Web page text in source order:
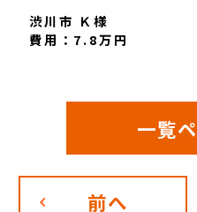
渋川市 Ｋ様
費用：7.8万円
前へ
一覧